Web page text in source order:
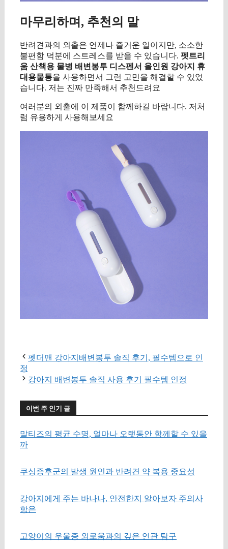
마무리하며, 추천의 말
반려견과의 외출은 언제나 즐거운 일이지만, 소소한
불편함 덕분에 스트레스를 받을 수 있습니다. 펫트리
움 산책용 물병 배변봉투 디스펜서 올인원 강아지 휴
대용물통을 사용하면서 그런 고민을 해결할 수 있었
습니다. 저는 진짜 만족해서 추천드려요
여러분의 외출에 이 제품이 함께하길 바랍니다. 저처
럼 유용하게 사용해보세요
펫더맨 강아지배변봉투 솔직 후기, 필수템으로 인
정
강아지 배변봉투 솔직 사용 후기 필수템 인정
이번 주 인기 글
말티즈의 평균 수명, 얼마나 오랫동안 함께할 수 있을
까
쿠싱증후군의 발생 원인과 반려견 약 복용 중요성
강아지에게 주는 바나나, 안전한지 알아보자 주의사
항은
고양이의 우울증 외로움과의 깊은 연관 탐구